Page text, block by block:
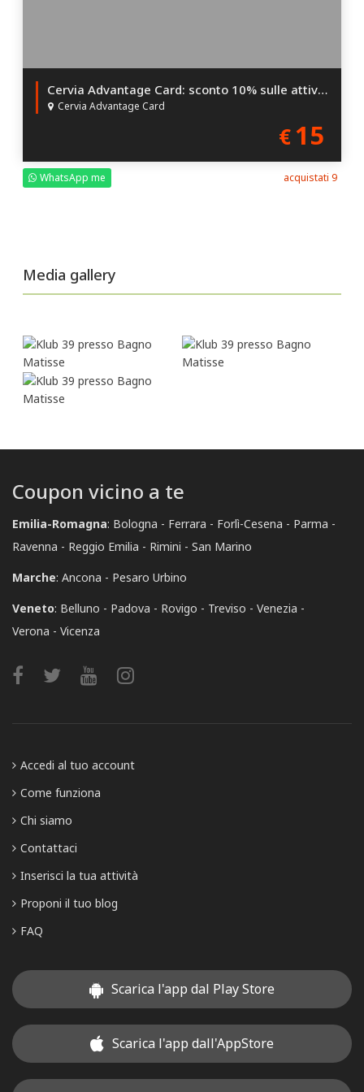
Cervia Advantage Card: sconto 10% sulle attività Convenzionate
Cervia Advantage Card
€15
WhatsApp me acquistati 9
Media gallery
Coupon vicino a te
Emilia-Romagna: Bologna Ferrara Forlì-Cesena
Parma
Ravenna
Reggio Emilia Rimini
San Marino
Marche: Ancona
Pesaro Urbino
Veneto: Belluno Padova Rovigo Treviso
Venezia
Verona
Vicenza
Accedi al tuo account
Come funziona
Chi siamo
Contattaci
Inserisci la tua attività
Proponi il tuo blog
FAQ
Scarica l'app dal Play Store
Scarica l'app dall'AppStore